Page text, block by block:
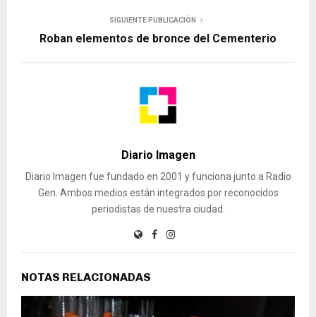
SIGUIENTE PUBLICACIÓN
Roban elementos de bronce del Cementerio
Diario Imagen
Diario Imagen fue fundado en 2001 y funciona junto a Radio
Gen. Ambos medios están integrados por reconocidos
periodistas de nuestra ciudad.
NOTAS RELACIONADAS